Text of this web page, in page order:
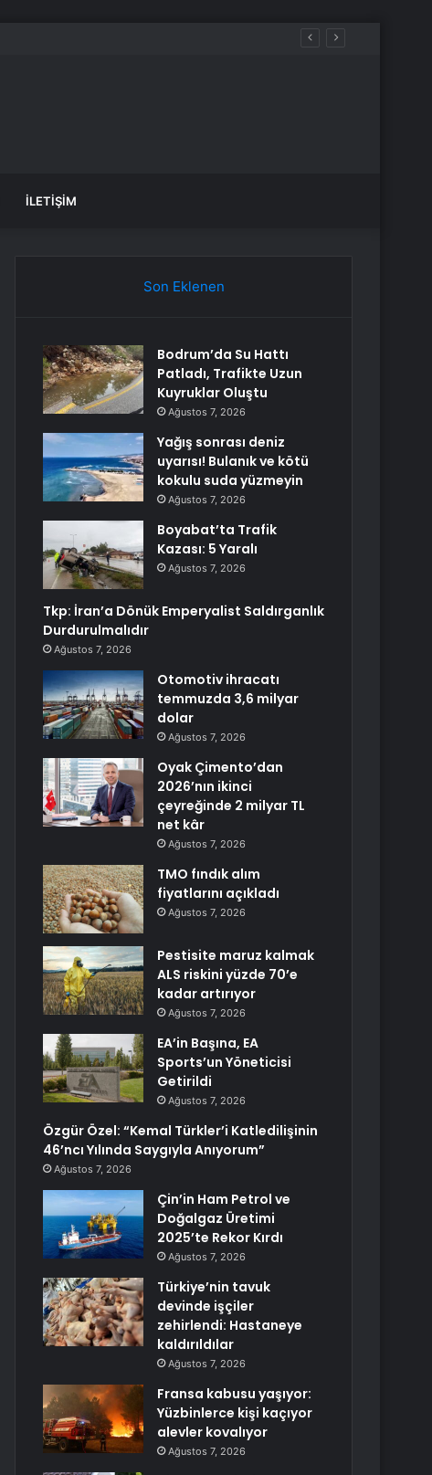
İLETIŞIM
Son Eklenen
Bodrum’da Su Hattı
Patladı, Trafikte Uzun
Kuyruklar Oluştu
Ağustos 7, 2026
Yağış sonrası deniz
uyarısı! Bulanık ve kötü
kokulu suda yüzmeyin
Ağustos 7, 2026
Boyabat’ta Trafik
Kazası: 5 Yaralı
Ağustos 7, 2026
Tkp: İran’a Dönük Emperyalist Saldırganlık
Durdurulmalıdır
Ağustos 7, 2026
Otomotiv ihracatı
temmuzda 3,6 milyar
dolar
Ağustos 7, 2026
Oyak Çimento’dan
2026’nın ikinci
çeyreğinde 2 milyar TL
net kâr
Ağustos 7, 2026
TMO fındık alım
fiyatlarını açıkladı
Ağustos 7, 2026
Pestisite maruz kalmak
ALS riskini yüzde 70’e
kadar artırıyor
Ağustos 7, 2026
EA’in Başına, EA
Sports’un Yöneticisi
Getirildi
Ağustos 7, 2026
Özgür Özel: “Kemal Türkler’i Katledilişinin
46’ncı Yılında Saygıyla Anıyorum”
Ağustos 7, 2026
Çin’in Ham Petrol ve
Doğalgaz Üretimi
2025’te Rekor Kırdı
Ağustos 7, 2026
Türkiye’nin tavuk
devinde işçiler
zehirlendi: Hastaneye
kaldırıldılar
Ağustos 7, 2026
Fransa kabusu yaşıyor:
Yüzbinlerce kişi kaçıyor
alevler kovalıyor
Ağustos 7, 2026